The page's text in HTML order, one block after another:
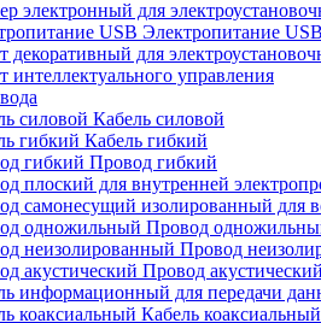
Электропитание USB
декоративный для
интеллектуального управления
Кабель силовой
Кабель гибкий
Провод гибкий
Провод
Провод
Провод акустический
Кабель коаксиальный